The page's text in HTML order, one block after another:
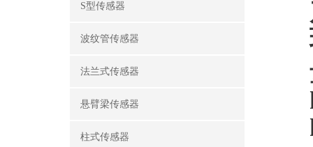
S型传感器
波纹管传感器
法兰式传感器
悬臂梁传感器
柱式传感器